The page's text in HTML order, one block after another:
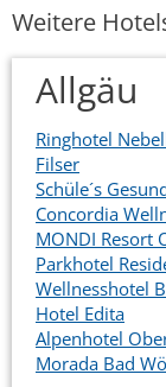
Weitere
Allgäu
Ringhotel
Filser
Schüle´s
Concordia
MONDI Resort
Parkhotel
Wellnesshotel
Hotel Edita
Alpenhotel
Morada Bad